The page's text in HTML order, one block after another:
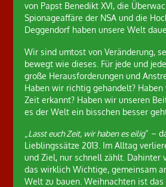
von Papst Benedikt XVI, die
Spionageaffäre der NSA und die
Deggendorf haben unsere Welt
Wir sind umtost von Veränderung,
bewegt wie dieses. Für jede und
große Herausforderungen und
Haben wir richtig gehandelt?
Zeit erkannt? Haben wir unseren
es der Welt ein bisschen besser
Lasst euch Zeit, wir haben es eilig“ –
Lieblingssätze 2013. Im Alltag
und Ziel, nur schnell zählt. Dahinter
das wirklich Wichtige, gemeinsam
Welt zu bauen. Weihnachten ist das